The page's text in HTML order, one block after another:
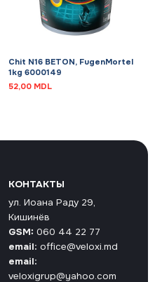
Chit N16 BETON, FugenMortel
1kg 6000149
52,00 MDL
КОНТАКТЫ
ул. Иоана Раду 29,
Кишинёв
GSM: 060 44 22 77
email: office@veloxi.md
email:
veloxigrup@yahoo.com